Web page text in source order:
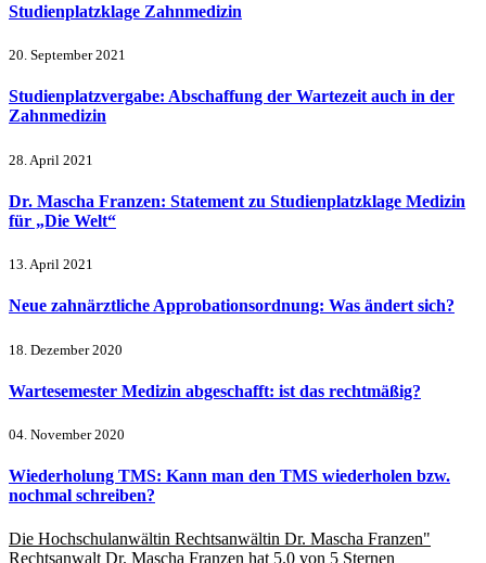
Studienplatz­klage Zahnmedizin
20. September 2021
Studienplatzvergabe: Abschaffung der Wartezeit auch in der
Zahnmedizin
28. April 2021
Dr. Mascha Franzen: Statement zu Studienplatzklage Medizin
für „Die Welt“
13. April 2021
Neue zahnärztliche Approbationsordnung: Was ändert sich?
18. Dezember 2020
Wartesemester Medizin abgeschafft: ist das rechtmäßig?
04. November 2020
Wiederholung TMS: Kann man den TMS wiederholen bzw.
nochmal schreiben?
Die Hochschulanwältin Rechtsanwältin Dr. Mascha Franzen"
Rechtsanwalt Dr. Mascha Franzen hat 5.0 von 5 Sternen